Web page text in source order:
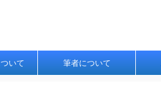
いて 筆者について